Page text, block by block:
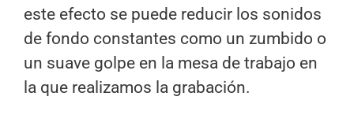
este efecto se puede reducir los sonidos
de fondo constantes como un zumbido o
un suave golpe en la mesa de trabajo en
la que realizamos la grabación.